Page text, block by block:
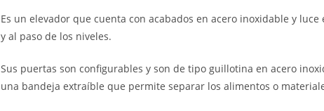
Es un elevador que cuenta con acabados en acero inoxidable y
y al paso de los niveles.
Sus puertas son configurables y son de tipo guillotina en acero
una bandeja extraíble que permite separar los alimentos o